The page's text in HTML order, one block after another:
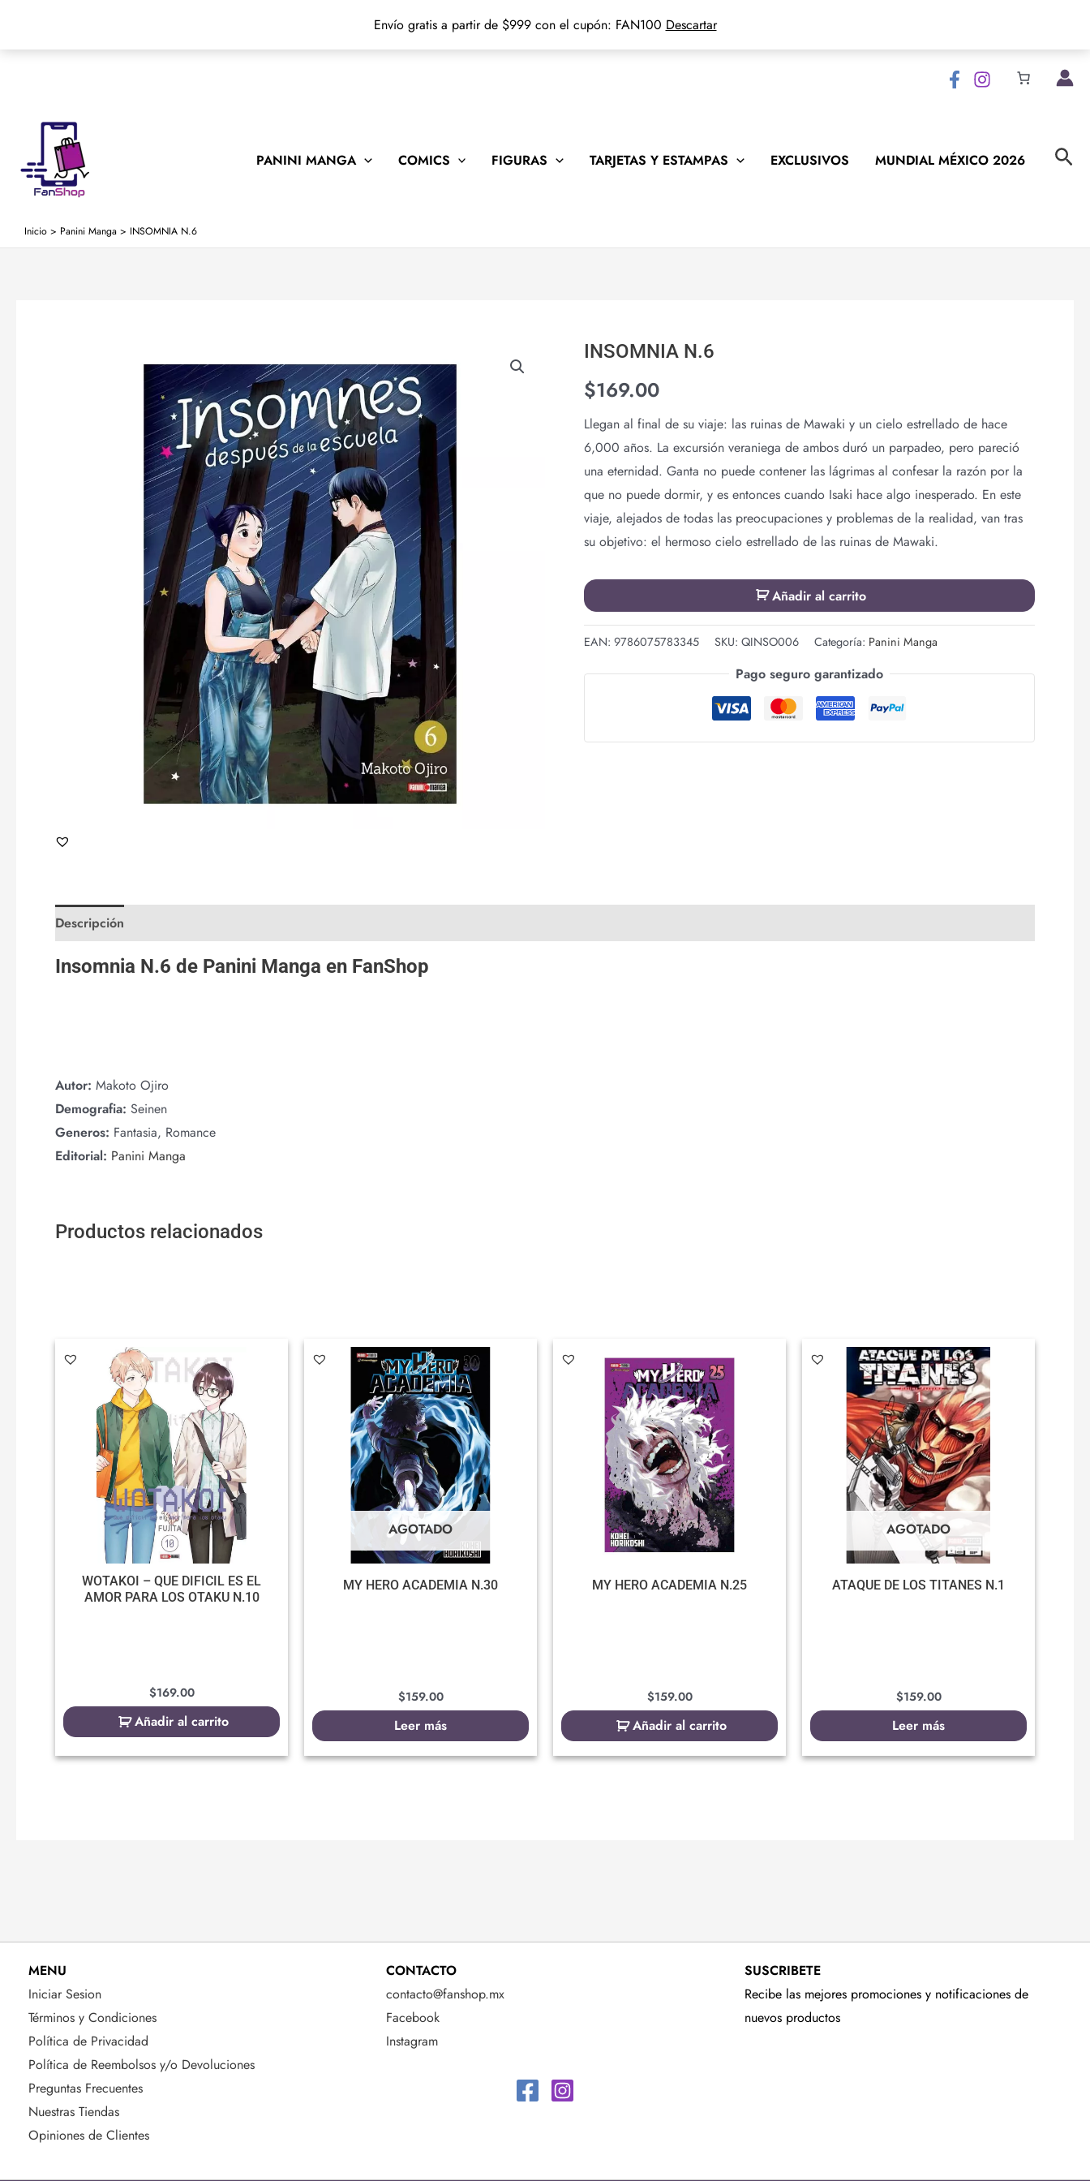
Envío gratis a partir de $999 con el cupón: FAN100 Descartar
PANINI MANGA COMICS FIGURAS TARJETAS Y ESTAMPAS EXCLUSIVOS MUNDIAL MÉXICO 2026
Inicio > Panini Manga > INSOMNIA N.6
INSOMNIA N.6
$169.00
Llegan al final de su viaje: las ruinas de Mawaki y un cielo estrellado de hace
6,000 años. La excursión veraniega de ambos duró un parpadeo, pero pareció
una eternidad. Ganta no puede contener las lágrimas al confesar la razón por la
que no puede dormir, y es entonces cuando Isaki hace algo inesperado. En este
viaje, alejados de todas las preocupaciones y problemas de la realidad, van tras
su objetivo: el hermoso cielo estrellado de las ruinas de Mawaki.
INSOMNIA
cantidad
Añadir al carrito
EAN:9786075783345 SKU:QINSO006 Categoría: Panini Manga
Pago seguro garantizado
Descripción
Insomnia N.6 de Panini Manga en FanShop
Autor: Makoto Ojiro
Demografia: Seinen
Generos: Fantasia, Romance
Editorial: Panini Manga
Productos relacionados
WOTAKOI – QUE DIFICIL ES EL
AMOR PARA LOS OTAKU N.10
$169.00
Añadir al carrito
AGOTADO
MY HERO ACADEMIA N.30
$159.00
Leer más
MY HERO ACADEMIA N.25
$159.00
Añadir al carrito
AGOTADO
ATAQUE DE LOS TITANES N.1
$159.00
Leer más
MENU
Iniciar Sesion
Términos y Condiciones
Política de Privacidad
Política de Reembolsos y/o Devoluciones
Preguntas Frecuentes
Nuestras Tiendas
Opiniones de Clientes
CONTACTO
contacto@fanshop.mx
Facebook
Instagram
SUSCRIBETE
Recibe las mejores promociones y notificaciones de
nuevos productos